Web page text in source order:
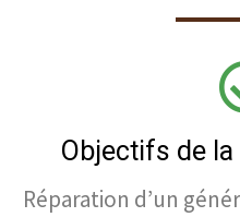
Objectifs de
Réparation d’un